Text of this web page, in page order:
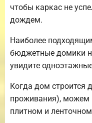
чтобы каркас не
дождем.
Наиболее
бюджетные домики
увидите
Когда дом строится
проживания), можем
плитном и